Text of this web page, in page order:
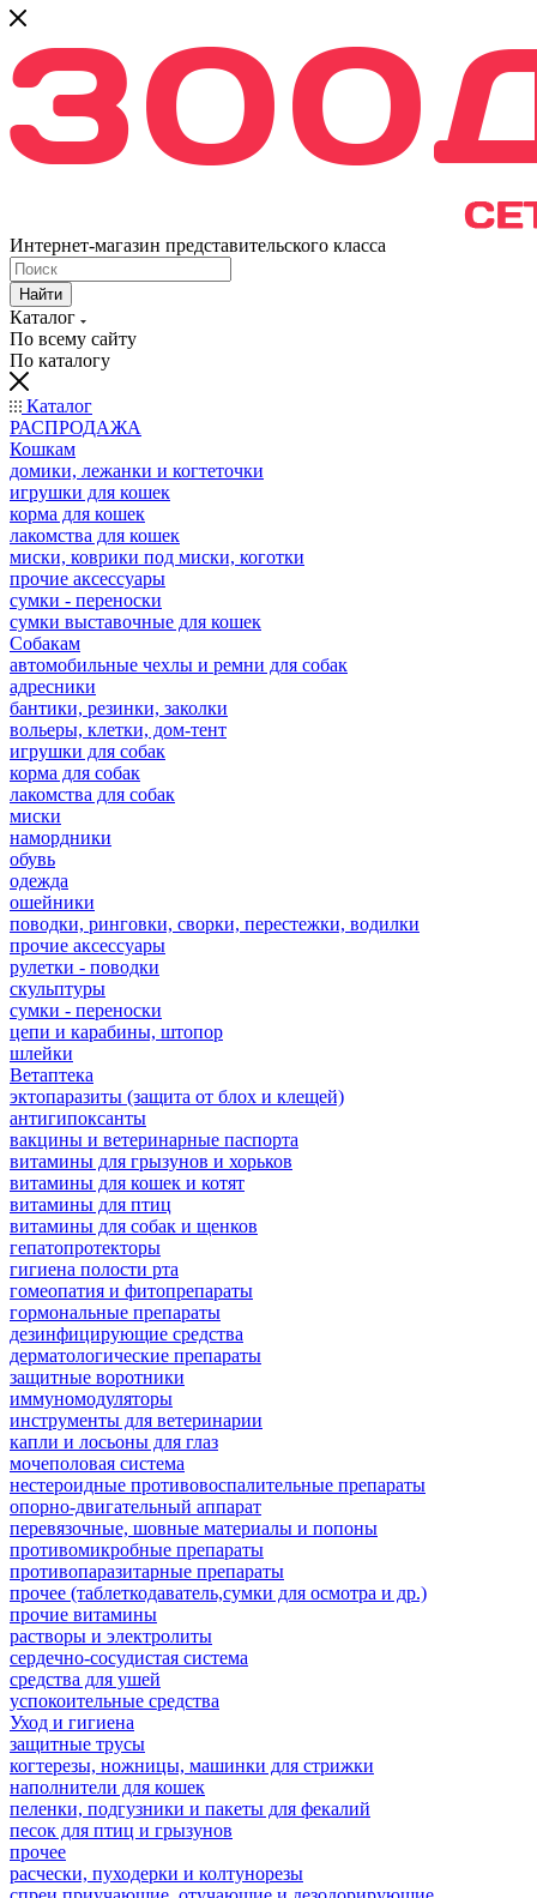
Интернет-магазин представительского класса
Найти
Каталог
По всему сайту
По каталогу
Каталог
РАСПРОДАЖА
Кошкам
домики, лежанки и когтеточки
игрушки для кошек
корма для кошек
лакомства для кошек
миски, коврики под миски, коготки
прочие аксессуары
сумки - переноски
сумки выставочные для кошек
Собакам
автомобильные чехлы и ремни для собак
адресники
бантики, резинки, заколки
вольеры, клетки, дом-тент
игрушки для собак
корма для собак
лакомства для собак
миски
намордники
обувь
одежда
ошейники
поводки, ринговки, сворки, перестежки, водилки
прочие аксессуары
рулетки - поводки
скульптуры
сумки - переноски
цепи и карабины, штопор
шлейки
Ветаптека
эктопаразиты (защита от блох и клещей)
антигипоксанты
вакцины и ветеринарные паспорта
витамины для грызунов и хорьков
витамины для кошек и котят
витамины для птиц
витамины для собак и щенков
гепатопротекторы
гигиена полости рта
гомеопатия и фитопрепараты
гормональные препараты
дезинфицирующие средства
дерматологические препараты
защитные воротники
иммуномодуляторы
инструменты для ветеринарии
капли и лосьоны для глаз
мочеполовая система
нестероидные противовоспалительные препараты
опорно-двигательный аппарат
перевязочные, шовные материалы и попоны
противомикробные препараты
противопаразитарные препараты
прочее (таблеткодаватель,сумки для осмотра и др.)
прочие витамины
растворы и электролиты
сердечно-сосудистая система
средства для ушей
успокоительные средства
Уход и гигиена
защитные трусы
когтерезы, ножницы, машинки для стрижки
наполнители для кошек
пеленки, подгузники и пакеты для фекалий
песок для птиц и грызунов
прочее
расчески, пуходерки и колтунорезы